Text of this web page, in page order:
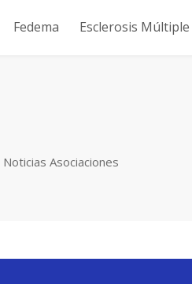
Fedema Esclerosis Múltiple
Noticias Asociaciones